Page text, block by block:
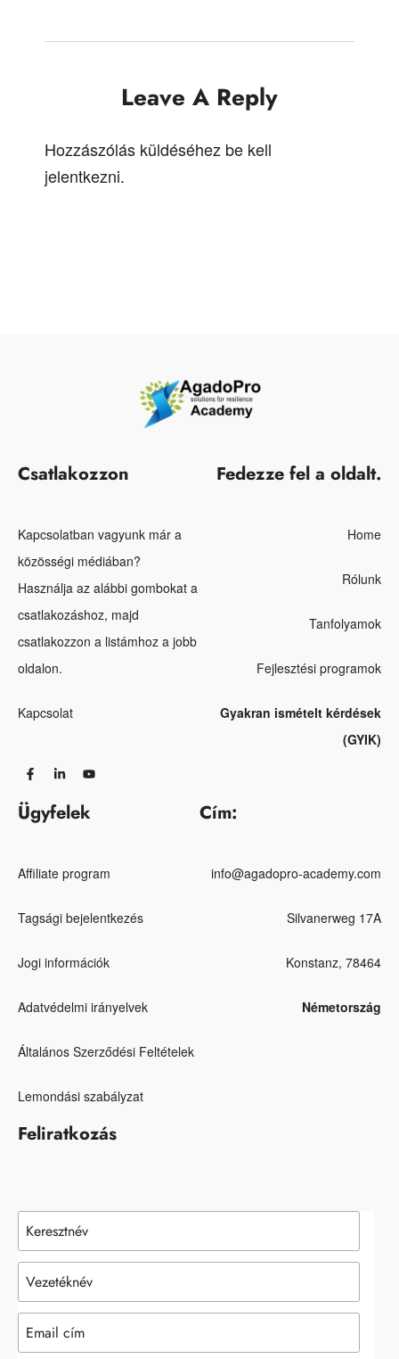
Leave A Reply
Hozzászólás küldéséhez be kell
jelentkezni.
Csatlakozzon
Kapcsolatban vagyunk már a
közösségi médiában?
Használja az alábbi gombokat a
csatlakozáshoz, majd
csatlakozzon a listámhoz a jobb
oldalon.
Kapcsolat
Fedezze fel a oldalt.
Home
Rólunk
Tanfolyamok
Fejlesztési programok
Gyakran ismételt kérdések
(GYIK)
Ügyfelek
Affiliate program
Tagsági bejelentkezés
Jogi információk
Adatvédelmi irányelvek
Általános Szerződési Feltételek
Lemondási szabályzat
Cím:
info@agadopro-academy.com
Silvanerweg 17A
Konstanz, 78464
Németország
Feliratkozás